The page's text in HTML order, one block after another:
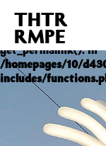
Deprecated : Die
Version 4.4.0
get_permalink(). in
/homepages/10/
includes/
THTR
RMPE